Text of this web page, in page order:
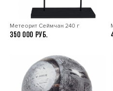
Метеорит Сеймчан 240 г
350 000